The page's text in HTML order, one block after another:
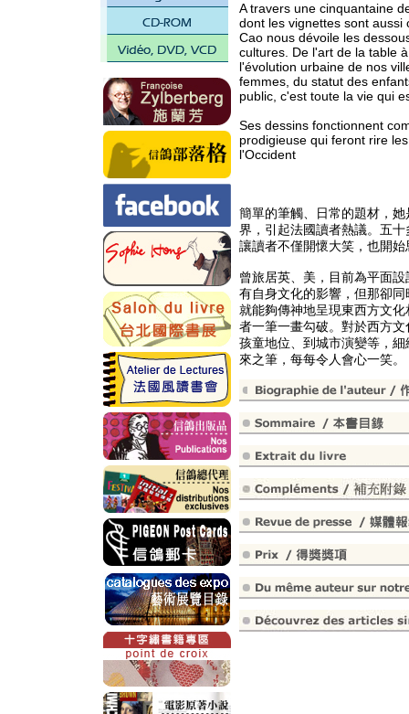
A travers une cinquantaine
dont les vignettes sont aussi
Cao nous dévoile les
cultures. De l'art de la table
l'évolution urbaine de nos
femmes, du statut des
public, c'est toute la vie qui
Ses dessins fonctionnent
prodigieuse qui feront rire
l'Occident
簡單的筆觸、日常的題材，
界，引起法國讀者熱議。五
讓讀者不僅開懷大笑，也開
曾旅居英、美，目前為平面
有自身文化的影響，但那卻
就能夠傳神地呈現東西方文
者一筆一畫勾破。對於西方
孩童地位、到城市演變等，
來之筆，每每令人會心一笑。